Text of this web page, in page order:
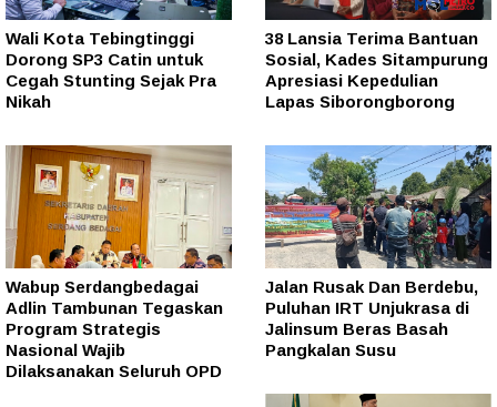
Wali Kota Tebingtinggi
Dorong SP3 Catin untuk
Cegah Stunting Sejak Pra
Nikah
38 Lansia Terima Bantuan
Sosial, Kades Sitampurung
Apresiasi Kepedulian
Lapas Siborongborong
Wabup Serdangbedagai
Adlin Tambunan Tegaskan
Program Strategis
Nasional Wajib
Dilaksanakan Seluruh OPD
Jalan Rusak Dan Berdebu,
Puluhan IRT Unjukrasa di
Jalinsum Beras Basah
Pangkalan Susu